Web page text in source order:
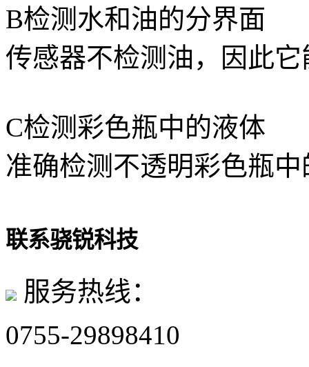
B检测水和油的分界面
传感器不检测油，因此
C检测彩色瓶中的液体
准确检测不透明彩色瓶
联系骁锐科技
服务热线：
0755-29898410